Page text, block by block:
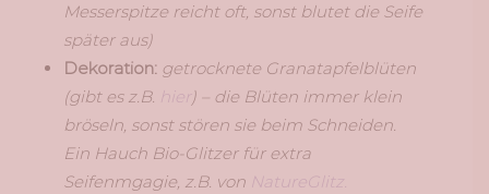
Messerspitze reicht oft, sonst blutet die Seife
später aus)
Dekoration: getrocknete Granatapfelblüten
(gibt es z.B. hier ) – die Blüten immer klein
bröseln, sonst stören sie beim Schneiden.
Ein Hauch Bio-Glitzer für extra
Seifenmgagie, z.B. von NatureGlitz.